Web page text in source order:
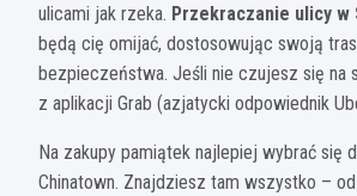
ulicami jak rzeka. Przekraczanie ulicy
będą cię omijać, dostosowując swoją
bezpieczeństwa. Jeśli nie czujesz się na
z aplikacji Grab (azjatycki odpowiednik
Na zakupy pamiątek najlepiej wybrać się
Chinatown. Znajdziesz tam wszystko –